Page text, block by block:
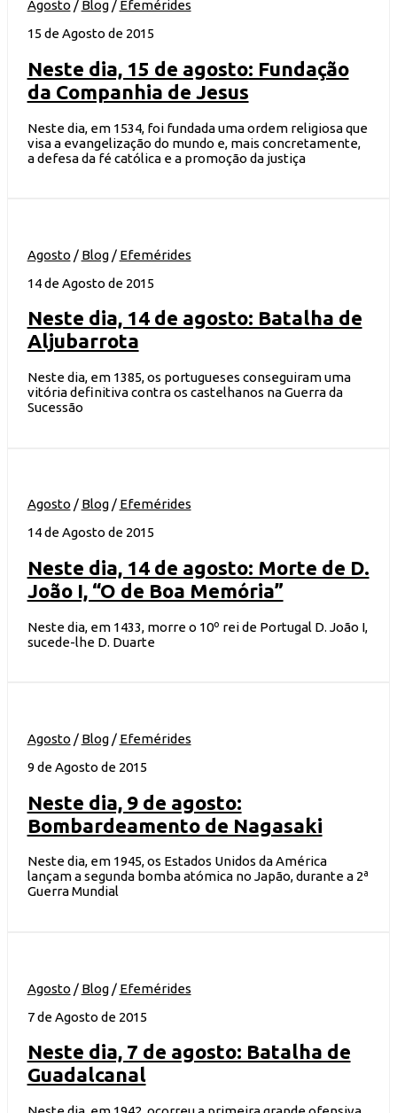
Agosto / Blog/ Efemérides
15 de Agosto de 2015
Neste dia, 15 de agosto: Fundação
da Companhia de Jesus
Neste dia, em 1534, foi fundada uma ordem religiosa que
visa a evangelização do mundo e, mais concretamente,
a defesa da fé católica e a promoção da justiça
Agosto / Blog/ Efemérides
14 de Agosto de 2015
Neste dia, 14 de agosto: Batalha de
Aljubarrota
Neste dia, em 1385, os portugueses conseguiram uma
vitória definitiva contra os castelhanos na Guerra da
Sucessão
Agosto / Blog/ Efemérides
14 de Agosto de 2015
Neste dia, 14 de agosto: Morte de D.
João I, “O de Boa Memória”
Neste dia, em 1433, morre o 10º rei de Portugal D. João I,
sucede-lhe D. Duarte
Agosto / Blog/ Efemérides
9 de Agosto de 2015
Neste dia, 9 de agosto:
Bombardeamento de Nagasaki
Neste dia, em 1945, os Estados Unidos da América
lançam a segunda bomba atómica no Japão, durante a 2ª
Guerra Mundial
Agosto / Blog/ Efemérides
7 de Agosto de 2015
Neste dia, 7 de agosto: Batalha de
Guadalcanal